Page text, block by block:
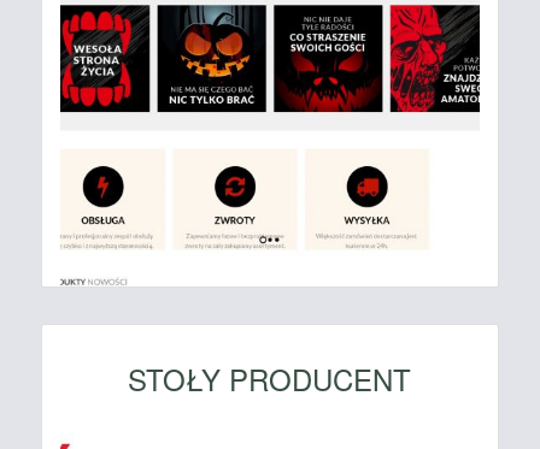
STOŁY PRODUCENT